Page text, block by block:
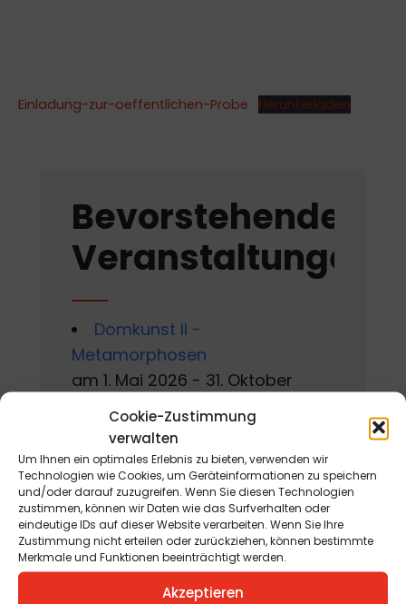
Cookie-Zustimmung
verwalten
Um Ihnen ein optimales Erlebnis zu bieten, verwenden wir
Technologien wie Cookies, um Geräteinformationen zu speichern
und/oder darauf zuzugreifen. Wenn Sie diesen Technologien
zustimmen, können wir Daten wie das Surfverhalten oder
eindeutige IDs auf dieser Website verarbeiten. Wenn Sie Ihre
Zustimmung nicht erteilen oder zurückziehen, können bestimmte
Merkmale und Funktionen beeinträchtigt werden.
Akzeptieren
Einladung-zur-oeffentlichen-Probe Herunterladen
Bevorstehende
Veranstaltungen
Domkunst II -
Metamorphosen
am 1. Mai 2026 - 31. Oktober
Ausstellungseröffnung mit
Manfred Fabi, Christian Jaritz
und Werner Steinhauser
am 6. August 2026
Gackern 2026
am 7. August 2026 - 16. August